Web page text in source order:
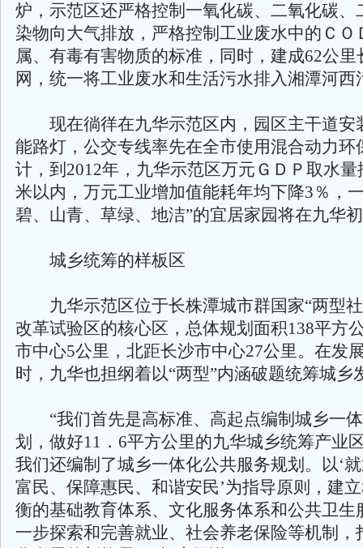
炉，示范区还严格控制一氧化碳、二氧化碳、
染物向大气排放，严格控制工业废水中的ＣＯ
属、有毒有害物质的标准，同时，建成62公里
网，统一将工业废水和生活污水排入湘潭河西
现在徜徉在九华示范区内，园区主干道安
能路灯，公交专线率先在全市使用混合动力环
计，到2012年，九华示范区万元ＧＤＰ取水量
米以内，万元工业增加值能耗年均下降3％，
碧、山青、草绿、地洁”的宜居家园将在九华
城乡统筹的样板区
九华示范区位于长株潭城市群国家“两型社
改革试验区的核心区，总体规划面积138平方
市中心5公里，北距长沙市中心27公里。在发
时，九华也担纲着以“两型”内涵破题统筹城乡
“我们首先是高标准、高起点编制城乡一
划，做好11．6平方公里的九华城乡统筹产业
我们还编制了城乡一体化公共服务规划。以‘
富民、保障惠民、和谐安民’为指导原则，建
衡的基础教育体系、文化服务体系和公共卫生
一步探索和完善就业、社会养老保险等机制，